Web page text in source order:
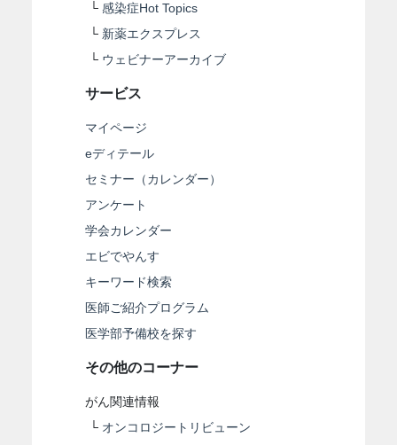
└ 感染症Hot Topics
└ 新薬エクスプレス
└ ウェビナーアーカイブ
サービス
マイページ
eディテール
セミナー（カレンダー）
アンケート
学会カレンダー
エビでやんす
キーワード検索
医師ご紹介プログラム
医学部予備校を探す
その他のコーナー
がん関連情報
└ オンコロジートリビューン